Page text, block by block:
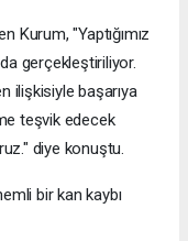
Kurum, "Yaptığımız
gerçekleştiriliyor.
ilişkisiyle başarıya
teşvik edecek
diye konuştu.
bir kan kaybı